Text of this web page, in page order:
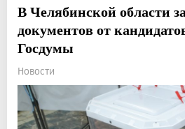
В Челябинской области
документов от
Госдумы
Новости